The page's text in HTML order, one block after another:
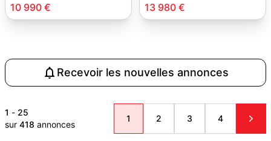
10 990 € 13 980 €
Recevoir les nouvelles annonces
1 - 25
sur 418 annonces
1 2 3 4